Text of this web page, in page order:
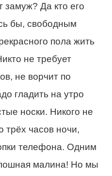
Да кто его
бы, свободным
пола жить
не требует
не ворчит по
гладить на утро
носки. Никого не
трёх часов ночи,
телефона. Одним
малина! Но мы